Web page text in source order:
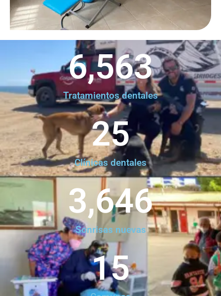
Tratamientos dentales
6,563
Clínicas dentales
25
Sonrisas nuevas
3,646
15